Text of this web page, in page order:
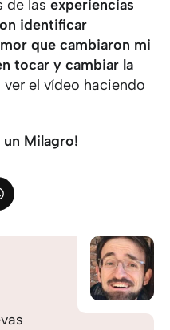
de las experiencias
identificar
que cambiaron mi
tocar y cambiar la
ver el vídeo haciendo
un Milagro!